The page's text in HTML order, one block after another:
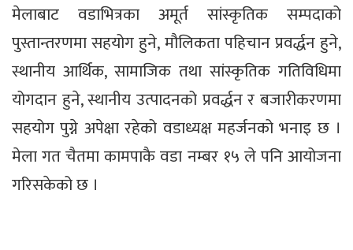
मेलाबाट वडाभित्रका अमूर्त सांस्कृतिक सम्पदाको
पुस्तान्तरणमा सहयोग हुने, मौलिकता पहिचान प्रवर्द्धन हुने,
स्थानीय आर्थिक, सामाजिक तथा सांस्कृतिक गतिविधिमा
योगदान हुने, स्थानीय उत्पादनको प्रवर्द्धन र बजारीकरणमा
सहयोग पुग्ने अपेक्षा रहेको वडाध्यक्ष महर्जनको भनाइ छ ।
मेला गत चैतमा कामपाकै वडा नम्बर १५ ले पनि आयोजना
गरिसकेको छ ।